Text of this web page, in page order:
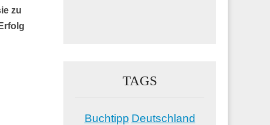
zu
TAGS
Buchtipp Deutschland